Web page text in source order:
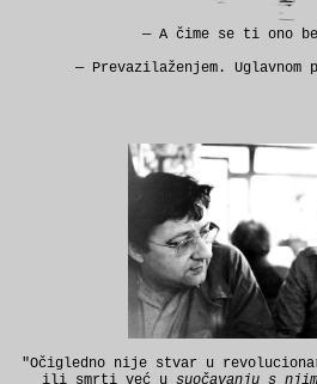
— A čime se ti ono
— Prevazilaženjem. Uglavnom
"Očigledno nije stvar u
ili smrti već u suočavanju s